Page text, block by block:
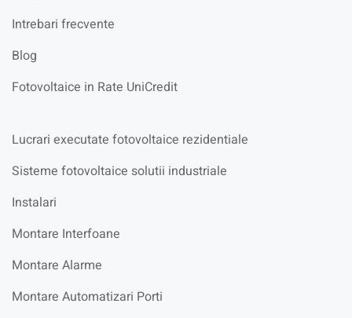
Intrebari frecvente
Blog
Fotovoltaice in Rate UniCredit
Lucrari executate fotovoltaice rezidentiale
Sisteme fotovoltaice solutii industriale
Instalari
Montare Interfoane
Montare Alarme
Montare Automatizari Porti